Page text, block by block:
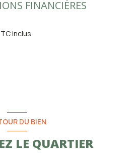
FINANCIÈRES
inclus
DU BIEN
LE QUARTIER